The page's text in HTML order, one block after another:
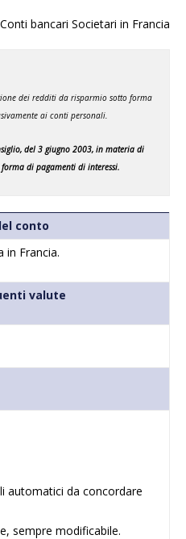
bancari Societari in Francia
dei redditi da risparmio sotto forma
ai conti personali.
del 3 giugno 2003, in materia di
di pagamenti di interessi.
conto
in Francia.
valute
automatici da concordare
sempre modificabile.